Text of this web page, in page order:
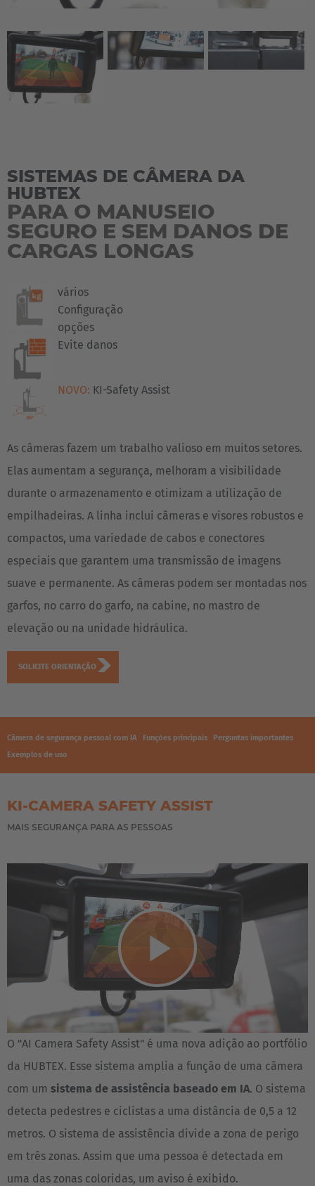
SISTEMAS DE CÂMERA DA
HUBTEX
PARA O MANUSEIO
SEGURO E SEM DANOS DE
CARGAS LONGAS
vários
Configuração
opções
Evite danos
NOVO: KI-Safety Assist
As câmeras fazem um trabalho valioso em muitos setores.
Elas aumentam a segurança, melhoram a visibilidade
durante o armazenamento e otimizam a utilização de
empilhadeiras. A linha inclui câmeras e visores robustos e
compactos, uma variedade de cabos e conectores
especiais que garantem uma transmissão de imagens
suave e permanente. As câmeras podem ser montadas nos
garfos, no carro do garfo, na cabine, no mastro de
elevação ou na unidade hidráulica.
SOLICITE ORIENTAÇÃO
Câmera de segurança pessoal com IA Funções principais
Perguntas importantes
Exemplos de uso
KI-CAMERA SAFETY ASSIST
MAIS SEGURANÇA PARA AS PESSOAS
Play
Video
O "AI Camera Safety Assist" é uma nova adição ao portfólio
da HUBTEX. Esse sistema amplia a função de uma câmera
com um sistema de assistência baseado em IA. O sistema
detecta pedestres e ciclistas a uma distância de 0,5 a 12
metros. O sistema de assistência divide a zona de perigo
em três zonas. Assim que uma pessoa é detectada em
uma das zonas coloridas, um aviso é exibido.